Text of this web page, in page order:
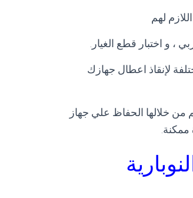
لهم
، و اختبار قطع الغيار
لإنقاذ اعطال جهازك
من خلالها الحفاظ علي جهاز
ممكنة
النوبارية